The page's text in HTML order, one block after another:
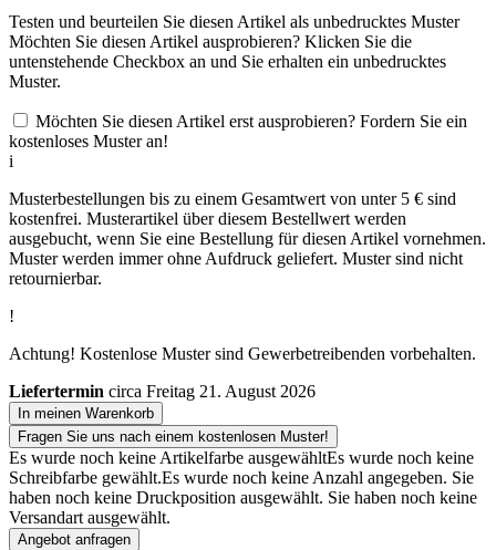
Testen und beurteilen Sie diesen Artikel als unbedrucktes Muster
Möchten Sie diesen Artikel ausprobieren? Klicken Sie die
untenstehende Checkbox an und Sie erhalten ein unbedrucktes
Muster.
Möchten Sie diesen Artikel erst ausprobieren? Fordern Sie ein
kostenloses Muster an!
i
Musterbestellungen bis zu einem Gesamtwert von unter 5 € sind
kostenfrei. Musterartikel über diesem Bestellwert werden
ausgebucht, wenn Sie eine Bestellung für diesen Artikel vornehmen.
Muster werden immer ohne Aufdruck geliefert. Muster sind nicht
retournierbar.
!
Achtung! Kostenlose Muster sind Gewerbetreibenden vorbehalten.
Liefertermin circa Freitag 21. August 2026
In meinen Warenkorb
Fragen Sie uns nach einem kostenlosen Muster!
Es wurde noch keine Artikelfarbe ausgewähltEs wurde noch keine
Schreibfarbe gewählt.Es wurde noch keine Anzahl angegeben. Sie
haben noch keine Druckposition ausgewählt. Sie haben noch keine
Versandart ausgewählt.
Angebot anfragen